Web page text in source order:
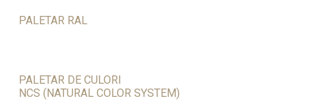
PALETAR RAL
PALETAR DE CULORI
NCS (NATURAL COLOR SYSTEM)